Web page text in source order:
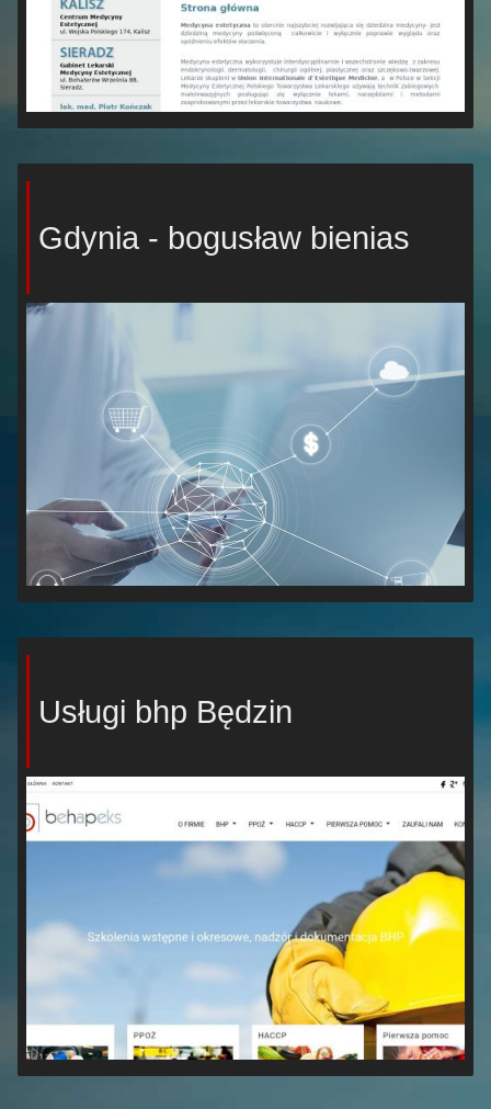
Gdynia - bogusław bienias
Usługi bhp Będzin